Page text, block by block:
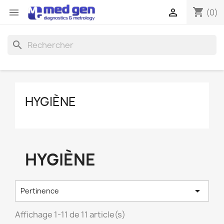
 shopping_cart (0)

search
HYGIÈNE
HYGIÈNE
Pertinence 
Affichage 1-11 de 11 article(s)